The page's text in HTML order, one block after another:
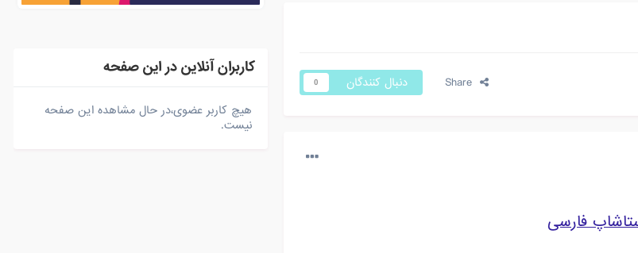
دنبال کنندگان 0
فارسی
کاربران آنلاین در این صفحه
هیچ کاربر عضوی،در حال مشاهده این صفحه
نیست.